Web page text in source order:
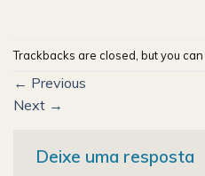
Trackbacks are closed, but you can
← Previous
Next →
Deixe uma resposta